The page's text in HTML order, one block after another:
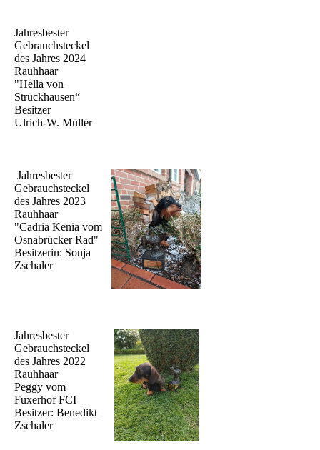
Jahresbester
Gebrauchsteckel
des Jahres 2024
Rauhhaar
"Hella von
Strückhausen“
Besitzer
Ulrich-W. Müller
Jahresbester
Gebrauchsteckel
des Jahres 2023
Rauhhaar
"Cadria Kenia vom
Osnabrücker Rad"
Besitzerin: Sonja
Zschaler
Jahresbester
Gebrauchsteckel
des Jahres 2022
Rauhhaar
Peggy vom
Fuxerhof FCI
Besitzer: Benedikt
Zschaler